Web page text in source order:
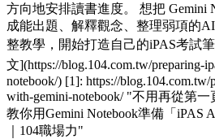
方向地安排讀書進度。 想把 Gemini
成能出題、解釋觀念、整理弱項的
整教學，開始打造自己的iPAS考試
文](https://blog.104.com.tw/preparing-
notebook/) [1]: https://blog.104.com.tw/
with-gemini-notebook/ "不用再從第
教你用Gemini Notebook準備「iPAS
｜104職場力"